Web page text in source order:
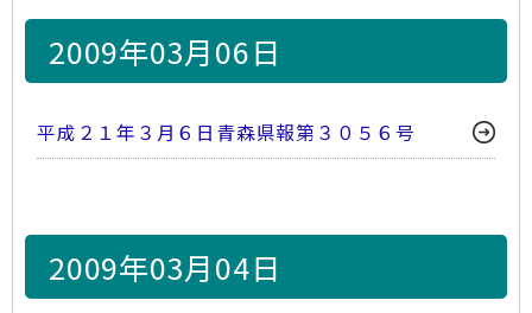
2009年03月06日
平成２１年３月６日青森県報第３０５６号
2009年03月04日